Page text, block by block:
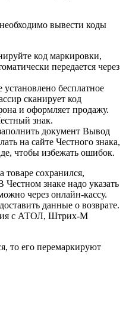
вывести коды
код маркировки,
передается через
бесплатное
сканирует код
и оформляет продажу.
знак.
документ Вывод
на сайте Честного знака,
чтобы избежать ошибок.
товаре сохранился,
знаке надо указать
через онлайн-кассу.
данные о возврате.
с АТОЛ, Штрих-М
то его перемаркируют